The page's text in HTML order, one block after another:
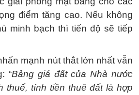
điểm tăng cao. Nếu không
minh bạch thì tiến độ sẽ tiếp
mạnh nút thắt lớn nhất vẫn
“Bảng giá đất của Nhà nước
thuế, tính tiền thuê đất là hợp